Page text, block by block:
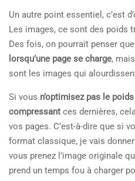
Un autre point essentiel, c’est
Les images, ce sont des poids
Des fois, on pourrait penser que
lorsqu’une page se charge,
sont les images qui
Si vous n’optimisez pas le
compressant ces dernières,
vos pages. C’est-à-dire que si
format classique, je vais
vous prenez l’image originale
prend un temps fou à charger